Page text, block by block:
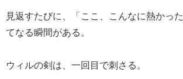
見返すたびに、「ここ、こんなに熱かっ
てなる瞬間がある。
ウィルの剣は、一回目で刺さる。